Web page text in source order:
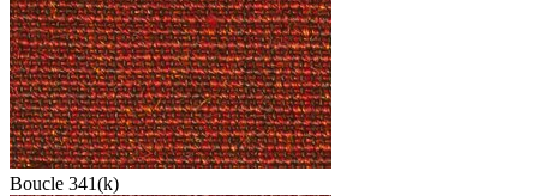
Boucle 341(k)